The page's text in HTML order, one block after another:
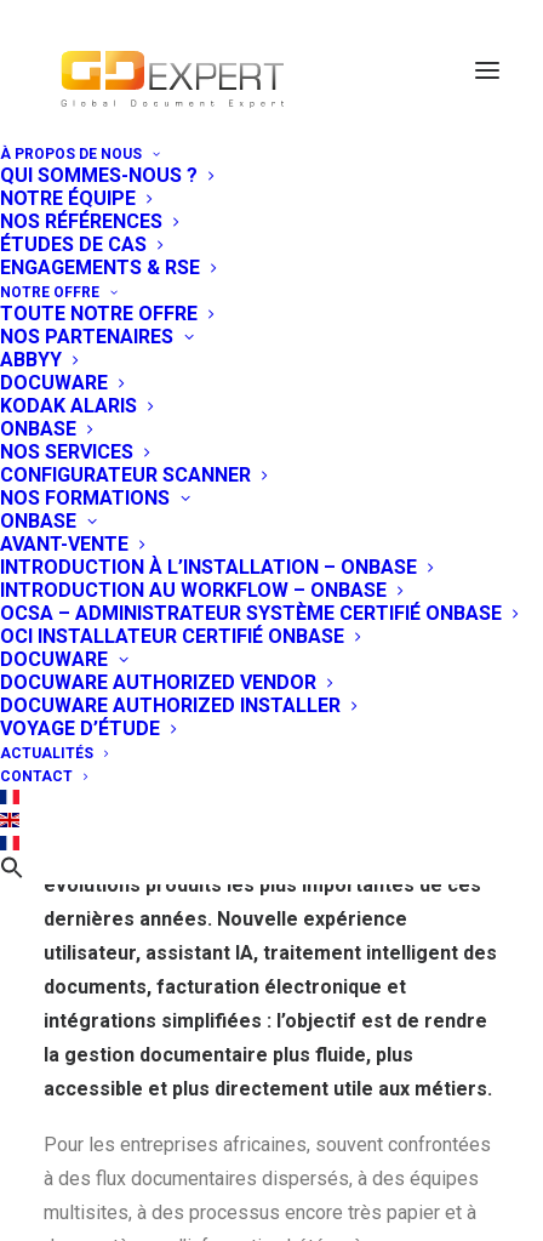
À PROPOS DE NOUS
QUI SOMMES-NOUS ?
NOTRE ÉQUIPE
NOS RÉFÉRENCES
ÉTUDES DE CAS
ENGAGEMENTS & RSE
NOTRE OFFRE
TOUTE NOTRE OFFRE
NOS PARTENAIRES
ABBYY
DOCUWARE
KODAK ALARIS
ONBASE
NOS SERVICES
CONFIGURATEUR SCANNER
NOS FORMATIONS
ONBASE
AVANT-VENTE
INTRODUCTION À L’INSTALLATION – ONBASE
INTRODUCTION AU WORKFLOW – ONBASE
OCSA – ADMINISTRATEUR SYSTÈME CERTIFIÉ ONBASE
OCI INSTALLATEUR CERTIFIÉ ONBASE
DOCUWARE
DOCUWARE AUTHORIZED VENDOR
DOCUWARE AUTHORIZED INSTALLER
VOYAGE D’ÉTUDE
ACTUALITÉS
CONTACT
DocuWare 2026 : cinq
nouveautés pour
changer la gestion
documentaire au
quotidien
évolutions produits les plus importantes de ces
dernières années. Nouvelle expérience
utilisateur, assistant IA, traitement intelligent des
documents, facturation électronique et
intégrations simplifiées : l’objectif est de rendre
la gestion documentaire plus fluide, plus
accessible et plus directement utile aux métiers.
Pour les entreprises africaines, souvent confrontées
à des flux documentaires dispersés, à des équipes
multisites, à des processus encore très papier et à